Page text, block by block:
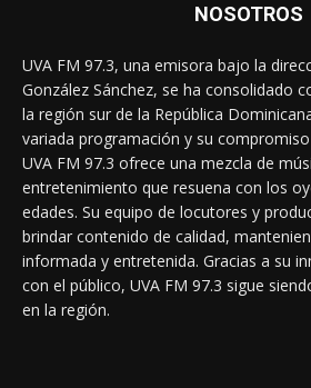
NOSOTROS
UVA FM 97.3, una emisora bajo la
González Sánchez, se ha consolidado
la región sur de la República
variada programación y su
UVA FM 97.3 ofrece una mezcla de
entretenimiento que resuena con los
edades. Su equipo de locutores y
brindar contenido de calidad,
informada y entretenida. Gracias a su
con el público, UVA FM 97.3 sigue
en la región.